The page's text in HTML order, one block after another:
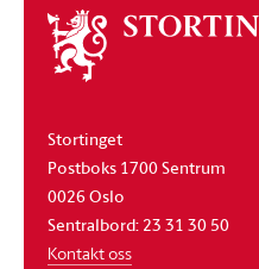
Om
stortinget
Stortinget
Postboks 1700 Sentrum
0026 Oslo
Sentralbord: 23 31 30 50
Kontakt oss